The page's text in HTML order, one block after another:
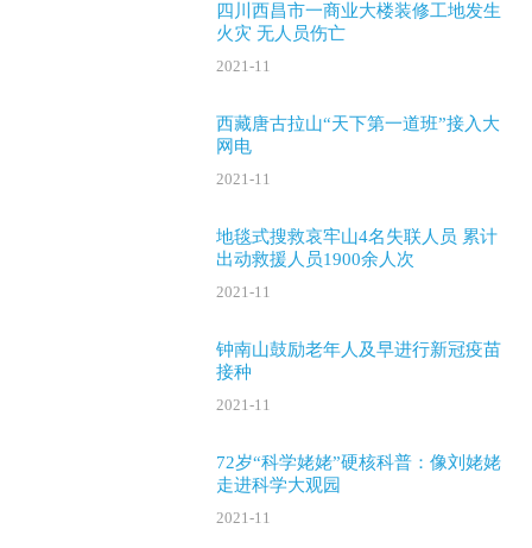
四川西昌市一商业大楼装修工地发生
火灾 无人员伤亡
2021-11
西藏唐古拉山“天下第一道班”接入大
网电
2021-11
地毯式搜救哀牢山4名失联人员 累计
出动救援人员1900余人次
2021-11
钟南山鼓励老年人及早进行新冠疫苗
接种
2021-11
72岁“科学姥姥”硬核科普：像刘姥姥
走进科学大观园
2021-11